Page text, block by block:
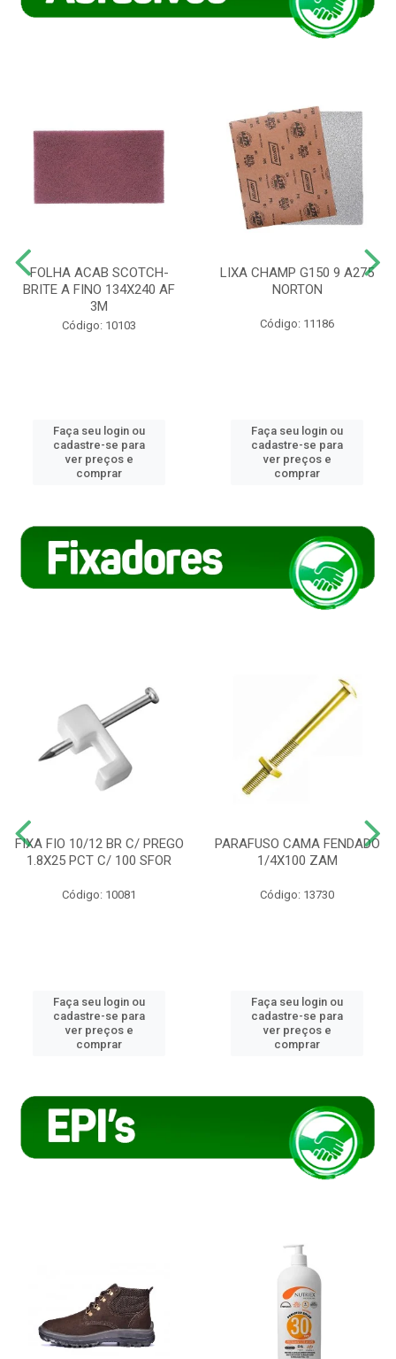
FOLHA ACAB SCOTCH-
BRITE A FINO 134X240 AF
3M
Código: 10103
Faça seu login ou
cadastre-se para
ver preços e
comprar
LIXA CHAMP G150 9 A275
NORTON
Código: 11186
Faça seu login ou
cadastre-se para
ver preços e
comprar
FIXA FIO 10/12 BR C/ PREGO
1.8X25 PCT C/ 100 SFOR
Código: 10081
Faça seu login ou
cadastre-se para
ver preços e
comprar
PARAFUSO CAMA FENDADO
1/4X100 ZAM
Código: 13730
Faça seu login ou
cadastre-se para
ver preços e
comprar